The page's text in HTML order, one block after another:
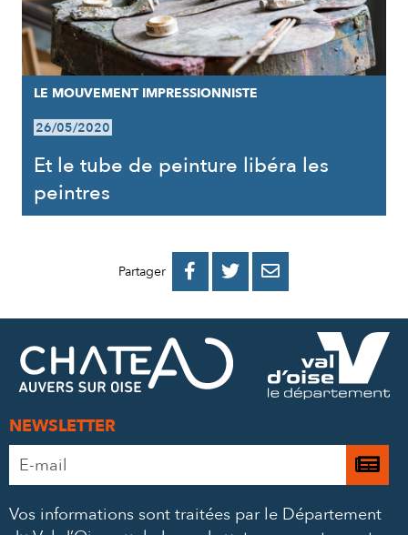
LE MOUVEMENT IMPRESSIONNISTE
26/05/2020
Et le tube de peinture libéra les
peintres
Partager 
PARTAGER
FACEBOOK
PARTAGER
PARTAGER
MAIL
NEWSLETTER
Adresse
e-
*
Je
à
Vos informations sont traitées par le Département